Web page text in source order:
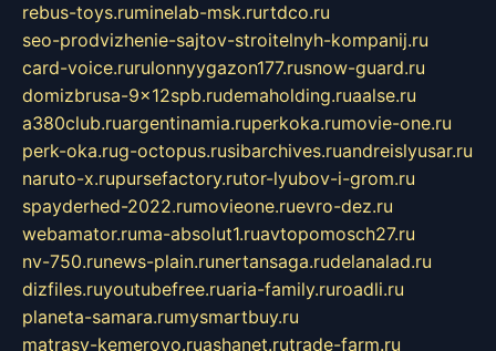
rebus-toys.ruminelab-msk.rurtdco.ru
seo-prodvizhenie-sajtov-stroitelnyh-kompanij.ru
card-voice.rurulonnyygazon177.rusnow-guard.ru
domizbrusa-9x12spb.rudemaholding.ruaalse.ru
a380club.ruargentinamia.ruperkoka.rumovie-one.ru
perk-oka.rug-octopus.rusibarchives.ruandreislyusar.ru
naruto-x.rupursefactory.rutor-lyubov-i-grom.ru
spayderhed-2022.rumovieone.ruevro-dez.ru
webamator.ruma-absolut1.ruavtopomosch27.ru
nv-750.runews-plain.runertansaga.rudelanalad.ru
dizfiles.ruyoutubefree.ruaria-family.ruroadli.ru
planeta-samara.rumysmartbuy.ru
matrasy-kemerovo.ruashanet.rutrade-farm.ru